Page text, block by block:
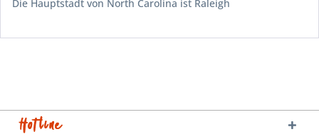
Die Hauptstadt von North Carolina ist Raleigh
Hotline